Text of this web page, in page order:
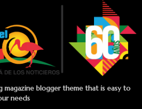
magazine blogger theme that is easy to
needs